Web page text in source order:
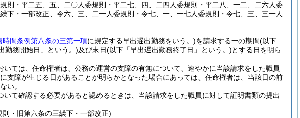
則・平二五、五、二〇人委規則・平二七、四、二四人委規則・平二八、一二、二六人委
下・一部改正、令六、三、二一人委規則・令七、一、一七人委規則・令七、三、三一人
時間条例第八条の三第一項に規定する早出遅出勤務をいう。)を請求する一の期間(以下
勤務開始日」という。)及び末日(以下「早出遅出勤務終了日」という。)とする日を明ら
ては、任命権者は、公務の運営の支障の有無について、速やかに当該請求をした職員
支障が生じる日があることが明らかとなった場合にあっては、任命権者は、当該日の前
い。
いて確認する必要があると認めるときは、当該請求をした職員に対して証明書類の提出
・旧第六条の三繰下・一部改正)